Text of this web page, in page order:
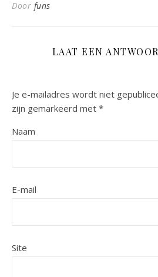
Door funs
LAAT EEN
Je e-mailadres wordt niet
zijn gemarkeerd met *
Naam
E-mail
Site